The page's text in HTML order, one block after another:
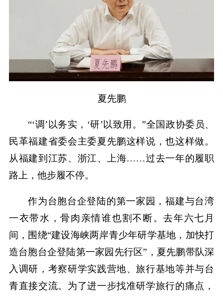
夏先鹏
“‘调’以务实，‘研’以致用。”全国政协委员、
民革福建省委会主委夏先鹏这样说，也这样做。
从福建到江苏、浙江、上海……过去一年的履职
路上，他步履不停。
作为台胞台企登陆的第一家园，福建与台湾
一衣带水，骨肉亲情谁也割不断。去年六七月
间，围绕“建设海峡两岸青少年研学基地，加快打
造台胞台企登陆第一家园先行区”，夏先鹏带队深
入调研，考察研学实践营地、旅行基地等并与台
青直接交流。为了进一步找准研学旅行的痛点，